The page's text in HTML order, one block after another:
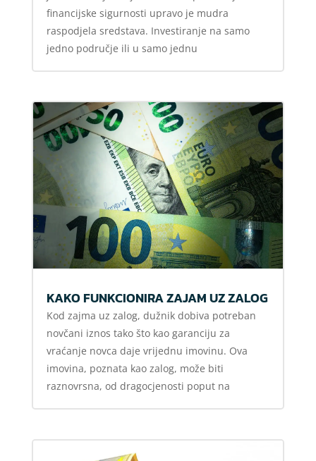
financijske sigurnosti upravo je mudra
raspodjela sredstava. Investiranje na samo
jedno područje ili u samo jednu
KAKO FUNKCIONIRA ZAJAM UZ ZALOG
Kod zajma uz zalog, dužnik dobiva potreban
novčani iznos tako što kao garanciju za
vraćanje novca daje vrijednu imovinu. Ova
imovina, poznata kao zalog, može biti
raznovrsna, od dragocjenosti poput na